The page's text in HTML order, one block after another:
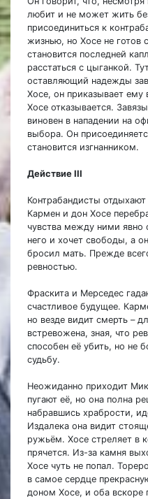
любит и не может жить
присоединиться к
жизнью, но Хосе не готов
становится последней
расстаться с цыганкой.
оставляющий надежды
Хосе, он приказывает ему
Хосе отказывается.
виновен в нападении на
выбора. Он
становится изгнанником.
Действие III
Контрабандисты
Кармен и дон Хосе
чувства между ними явно
него и хочет свободы, а
бросил мать. Прежде
ревностью.
Фраскита и Мерседес
счастливое будущее.
но везде видит смерть –
встревожена, зная, что
способен её убить, но не
судьбу.
Неожиданно приходит
пугают её, но она полна
набравшись храбрости,
Издалека она видит
ружьём. Хосе стреляет в
прячется. Из-за камня
Хосе чуть не попал.
в самое сердце
доном Хосе, и оба вскоре